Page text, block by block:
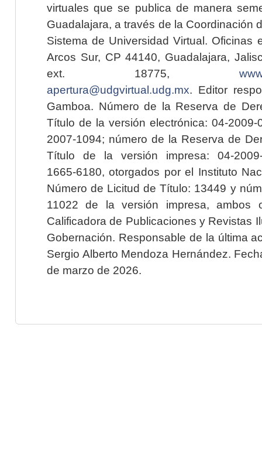
virtuales que se publica de manera
Guadalajara, a través de la Coordinación
Sistema de Universidad Virtual. Oficinas
Arcos Sur, CP 44140, Guadalajara,
ext. 18775,
apertura@udgvirtual.udg.mx. Editor
Gamboa. Número de la Reserva de
Título de la versión electrónica: 04-2009-
2007-1094; número de la Reserva de
Título de la versión impresa: 04-2009-
1665-6180, otorgados por el Instituto
Número de Licitud de Título: 13449 y
11022 de la versión impresa, ambos
Calificadora de Publicaciones y Revistas
Gobernación. Responsable de la última
Sergio Alberto Mendoza Hernández.
de marzo de 2026.